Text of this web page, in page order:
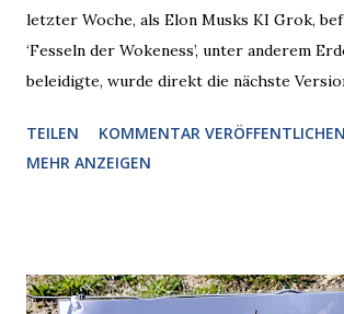
letzter Woche, als Elon Musks KI Grok,
‘Fesseln der Wokeness’, unter anderem
beleidigte, wurde direkt die nächste
radikalisierte, weil sie ohnehin kurz vor
stand. Das ist sogar recht logisch, aber
unauffälliger machen muss, damit die KI
TEILEN
KOMMENTAR VERÖFFENTLICHEN
MEHR ANZEIGEN